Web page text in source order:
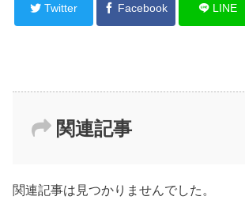
Twitter Facebook LINE
関連記事
関連記事は見つかりませんでした。